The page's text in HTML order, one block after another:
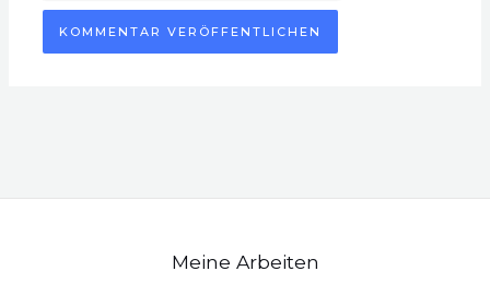
Meine Arbeiten